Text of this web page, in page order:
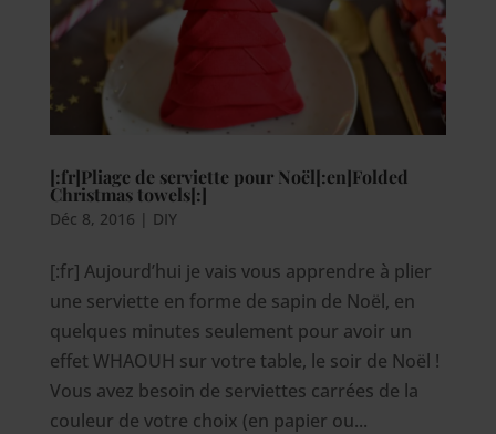
[:fr]Pliage de serviette pour Noël[:en]Folded
Christmas towels[:]
Déc 8, 2016 | DIY
[:fr] Aujourd’hui je vais vous apprendre à plier
une serviette en forme de sapin de Noël, en
quelques minutes seulement pour avoir un
effet WHAOUH sur votre table, le soir de Noël !
Vous avez besoin de serviettes carrées de la
couleur de votre choix (en papier ou...